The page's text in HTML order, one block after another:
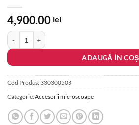
4,900.00 lei
Cantitate Microtom cu masa de lucru
ADAUGĂ ÎN COȘ
Cod Produs: 330300503
Categorie:Accesorii microscoape